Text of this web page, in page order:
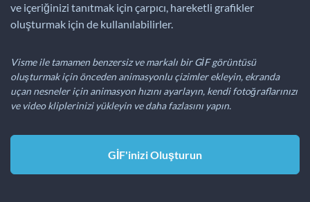
ve içeriğinizi tanıtmak için çarpıcı, hareketli grafikler
oluşturmak için de kullanılabilirler.
Visme ile tamamen benzersiz ve markalı bir GİF görüntüsü
oluşturmak için önceden animasyonlu çizimler ekleyin, ekranda
uçan nesneler için animasyon hızını ayarlayın, kendi fotoğraflarınızı
ve video kliplerinizi yükleyin ve daha fazlasını yapın.
GİF'inizi Oluşturun